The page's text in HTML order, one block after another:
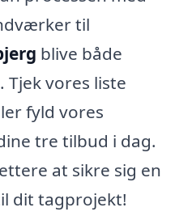
til
blive både
vores liste
fyld vores
tre tilbud i dag.
at sikre sig en
dit tagprojekt!